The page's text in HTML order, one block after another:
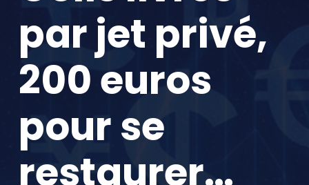
par jet privé,
200 euros
pour se
restaurer…